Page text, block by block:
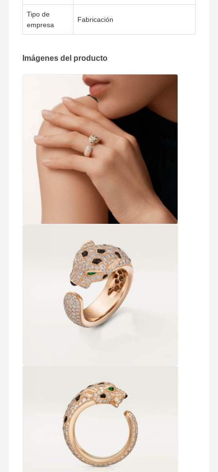
Recorrido
Control De
Contacta
Noticias
Casos De
Trabajo
El Blog
Solicitar Una
Cita
Anillos de diamantes de 18K
Brazalete de oro de 18KT
Collar de colgante de 18K
Pulseras de oro de 18K
Brazalete de reloj de diamante
Los aretes de oro de 18 quilates
Broche de oro de 18K
Conjunto de joyas de 18K
El brazalete de diamantes de 14K
Anillo de oro de 14 quilates
Joyería de platino a medida
Tipo de
empresa
Fabricación
Imágenes del producto